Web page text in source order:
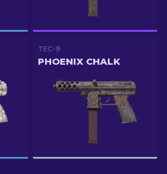
TEC-9
PHOENIX CHALK